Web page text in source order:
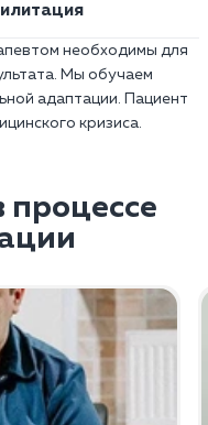
необходимы для
Мы обучаем
адаптации. Пациент
кризиса.
процессе